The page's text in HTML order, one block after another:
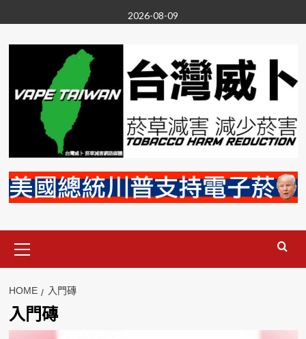
to
content
2026-08-09
Menu
HOME 入門磚
入門磚